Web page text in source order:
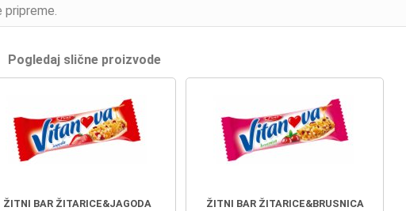
pripreme.
Pogledaj slične proizvode
ŽITNI BAR ŽITARICE&JAGODA
ŽITNI BAR ŽITARICE&BRUSNICA